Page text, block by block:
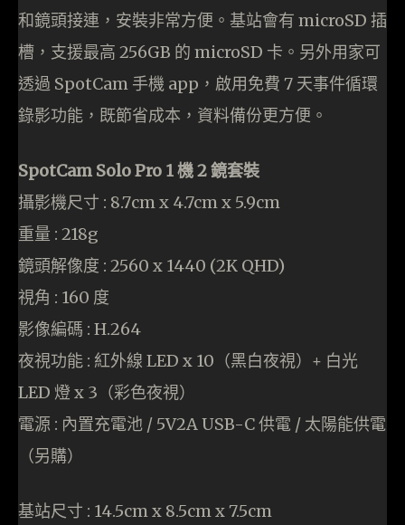
和鏡頭接連，安裝非常方便。基站會有 microSD 插
槽，支援最高 256GB 的 microSD 卡。另外用家可
透過 SpotCam 手機 app，啟用免費 7 天事件循環
錄影功能，既節省成本，資料備份更方便。
SpotCam Solo Pro 1 機 2 鏡套裝
攝影機尺寸 : 8.7cm x 4.7cm x 5.9cm
重量 : 218g
鏡頭解像度 : 2560 x 1440 (2K QHD)
視角 : 160 度
影像編碼 : H.264
夜視功能 : 紅外線 LED x 10（黑白夜視）+ 白光
LED 燈 x 3（彩色夜視）
電源 : 內置充電池 / 5V2A USB-C 供電 / 太陽能供電
（另購）
基站尺寸 : 14.5cm x 8.5cm x 7.5cm